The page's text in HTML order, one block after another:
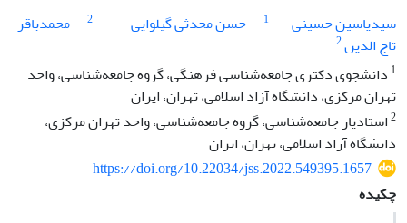
سیدیاسین حسینی
1 حسن محدثی گیلوایی 2
محمدباقر
تاج الدین2
1 دانشجوی دکتری جامعه‌شناسی فرهنگی، گروه جامعه‌شناسی، واحد
تهران مرکزی، دانشگاه آزاد اسلامی، تهران، ایران
2استادیار جامعه‌شناسی، گروه جامعه‌شناسی، واحد تهران مرکزی،
دانشگاه آزاد اسلامی، تهران، ایران
https://doi.org/10.22034/jss.2022.549395.1657
چکیده